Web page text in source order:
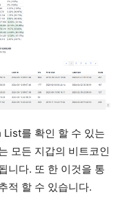
를 확인 할 수 있는
모든 지갑의 비트코인
니다. 또 한 이것을 통
적 할 수 있습니다.